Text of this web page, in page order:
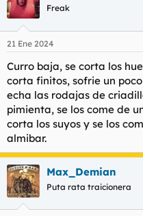
Freak
21 Ene 2024
Curro baja, se corta los
corta finitos, sofrie un
echa las rodajas de
pimienta, se los come de
corta los suyos y se los
almibar.
Max_Demian
Puta rata traicionera